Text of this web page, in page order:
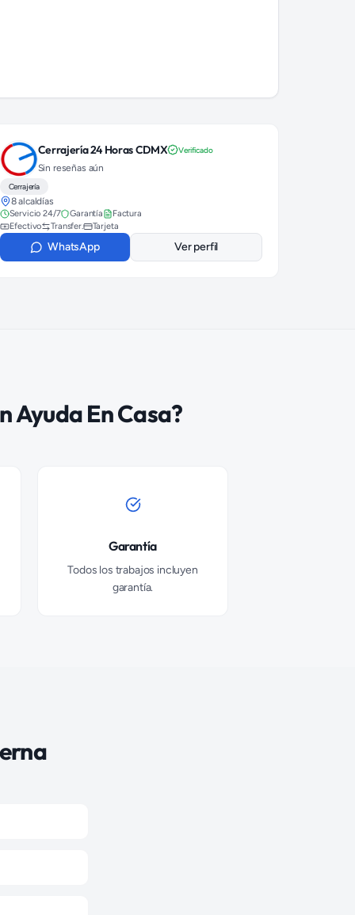
Cerrajería 24 Horas CDMX Verificado
Sin reseñas aún
Cerrajería
8 alcaldías
Servicio 24/7 Garantía
Factura
Efectivo
Transfer. Tarjeta
WhatsApp Ver perfil
Ayuda En Casa?
Garantía
Todos los trabajos incluyen
garantía.